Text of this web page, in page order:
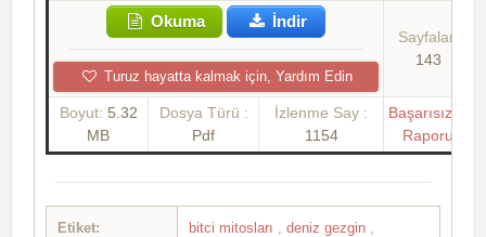
Okuma İndir
Turuz hayatta kalmak için, Yardım Edin
Sayfalar:
143
Boyut: 5.32
MB
Dosya Türü :
Pdf
İzlenme Say :
1154
Başarısızlık
Raporu
Etiket: bitci mitosları deniz gezgin